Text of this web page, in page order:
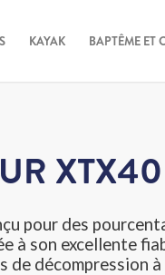
KAYAK BAPTÊME ET
pour des
à son excellente
de décompression